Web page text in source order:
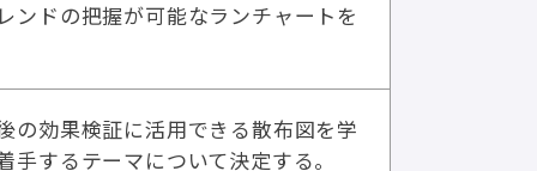
ンドの把握が可能なランチャートを
の効果検証に活用できる散布図を学
手するテーマについて決定する。